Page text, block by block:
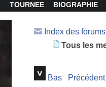
TOURNEE BIOGRAPHIE
Index des
Tous les
Bas Précédent